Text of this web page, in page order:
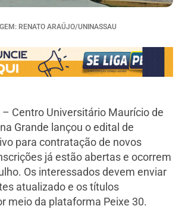
RENATO ARAÚJO/UNINASSAU
– Centro Universitário Maurício de
Grande lançou o edital de
para contratação de novos
já estão abertas e ocorrem
Os interessados devem enviar
atualizado e os títulos
meio da plataforma Peixe 30.